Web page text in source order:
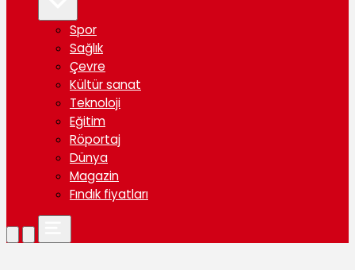
Spor
Sağlık
Çevre
Kültür sanat
Teknoloji
Eğitim
Röportaj
Dünya
Magazin
Fındık fiyatları